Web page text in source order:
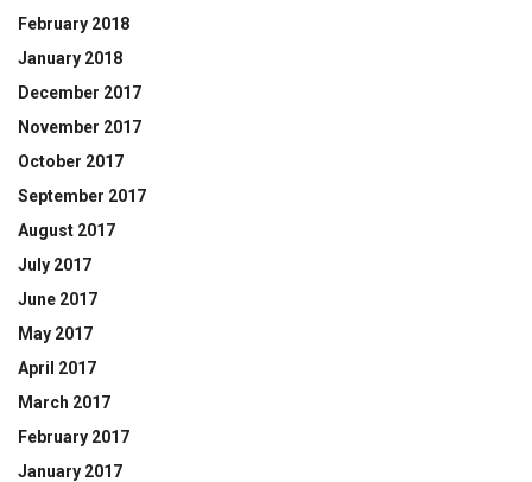
February 2018
January 2018
December 2017
November 2017
October 2017
September 2017
August 2017
July 2017
June 2017
May 2017
April 2017
March 2017
February 2017
January 2017